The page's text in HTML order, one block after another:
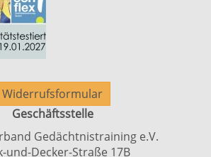
Widerrufsformular
Geschäftsstelle
Gedächtnistraining e.V.
und-Decker-Straße 17B